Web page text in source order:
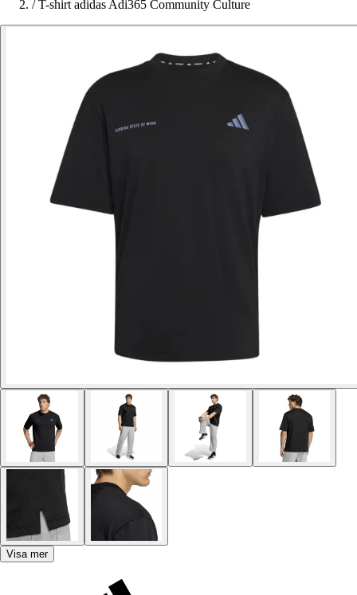
/ T-shirt adidas Adi365 Community Culture
Visa mer